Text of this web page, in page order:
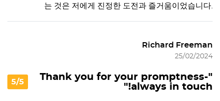
는 것은 저에게 진정한 도전과 즐거움이었습니다.
Richard Freeman
25/02/2024
5/5
"Thank you for your promptness-
always in touch!"